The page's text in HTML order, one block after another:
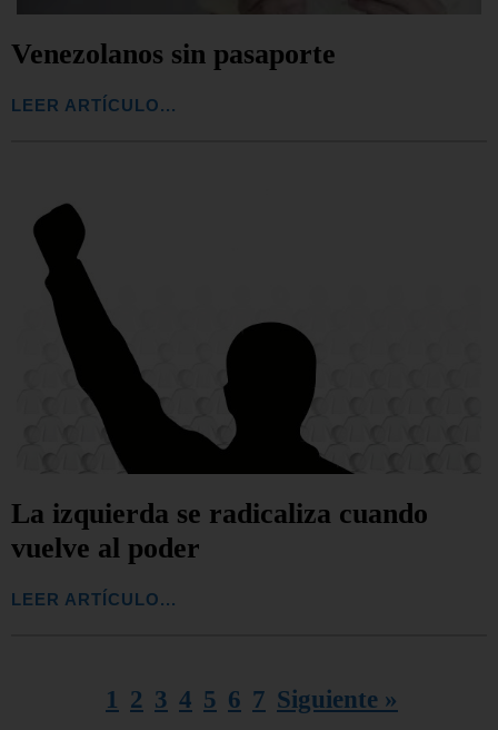
Venezolanos sin pasaporte
LEER ARTÍCULO...
La izquierda se radicaliza cuando
vuelve al poder
LEER ARTÍCULO...
1 2 3 4 5 6 7 Siguiente »